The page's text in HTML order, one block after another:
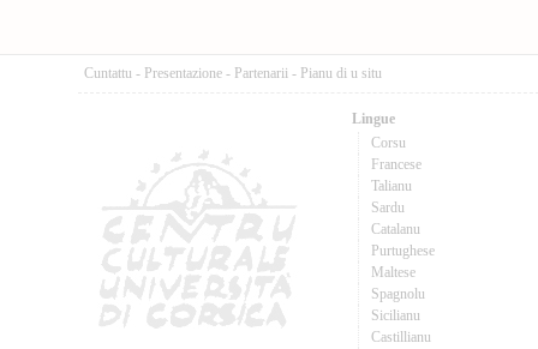
Cuntattu - Presentazione - Partenarii - Pianu di u situ
Lingue
Corsu
Francese
Talianu
Sardu
Catalanu
Purtughese
Maltese
Spagnolu
Sicilianu
Castillianu